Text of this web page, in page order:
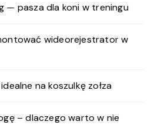
— pasza dla koni w treningu
wideorejestrator w
na koszulkę zołza
– dlaczego warto w nie